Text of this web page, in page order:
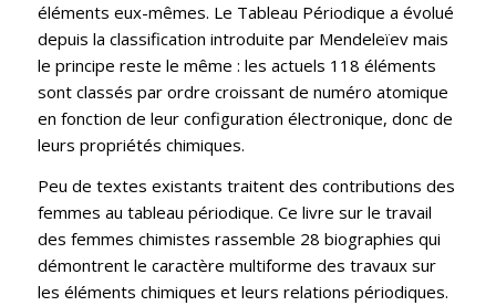
éléments eux-mêmes. Le Tableau Périodique a évolué
depuis la classification introduite par Mendeleïev mais
le principe reste le même : les actuels 118 éléments
sont classés par ordre croissant de numéro atomique
en fonction de leur configuration électronique, donc de
leurs propriétés chimiques.
Peu de textes existants traitent des contributions des
femmes au tableau périodique. Ce livre sur le travail
des femmes chimistes rassemble 28 biographies qui
démontrent le caractère multiforme des travaux sur
les éléments chimiques et leurs relations périodiques.